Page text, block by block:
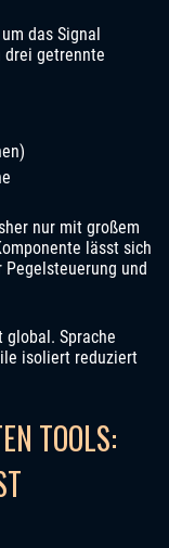
das Signal
drei getrennte
nur mit großem
lässt sich
und
global. Sprache
isoliert reduziert
TOOLS: